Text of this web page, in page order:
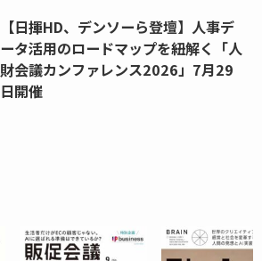
【日揮HD、デンソーら登壇】人事デ
ータ活用のロードマップを紐解く「人
財会議カンファレンス2026」7月29
日開催